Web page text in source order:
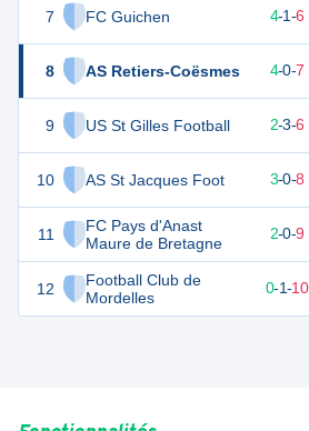
7 FC Guichen
8 AS Retiers-Coësmes
9 US St Gilles Football
10 AS St Jacques Foot
11
FC Pays d'Anast
Maure de Bretagne
12
Football Club de
Mordelles
4-1-6
12 11 4-0-7
8 2-3-6
8 3-0-8
6 2-0-9
1 0-1-10